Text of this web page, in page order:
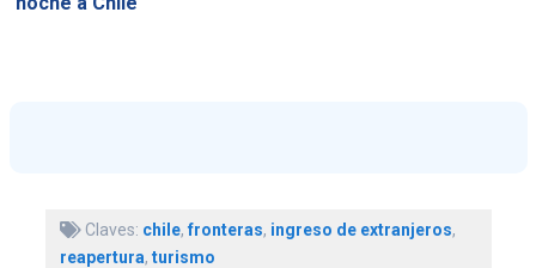
Claves: chile,fronteras, ingreso de extranjeros,
reapertura, turismo